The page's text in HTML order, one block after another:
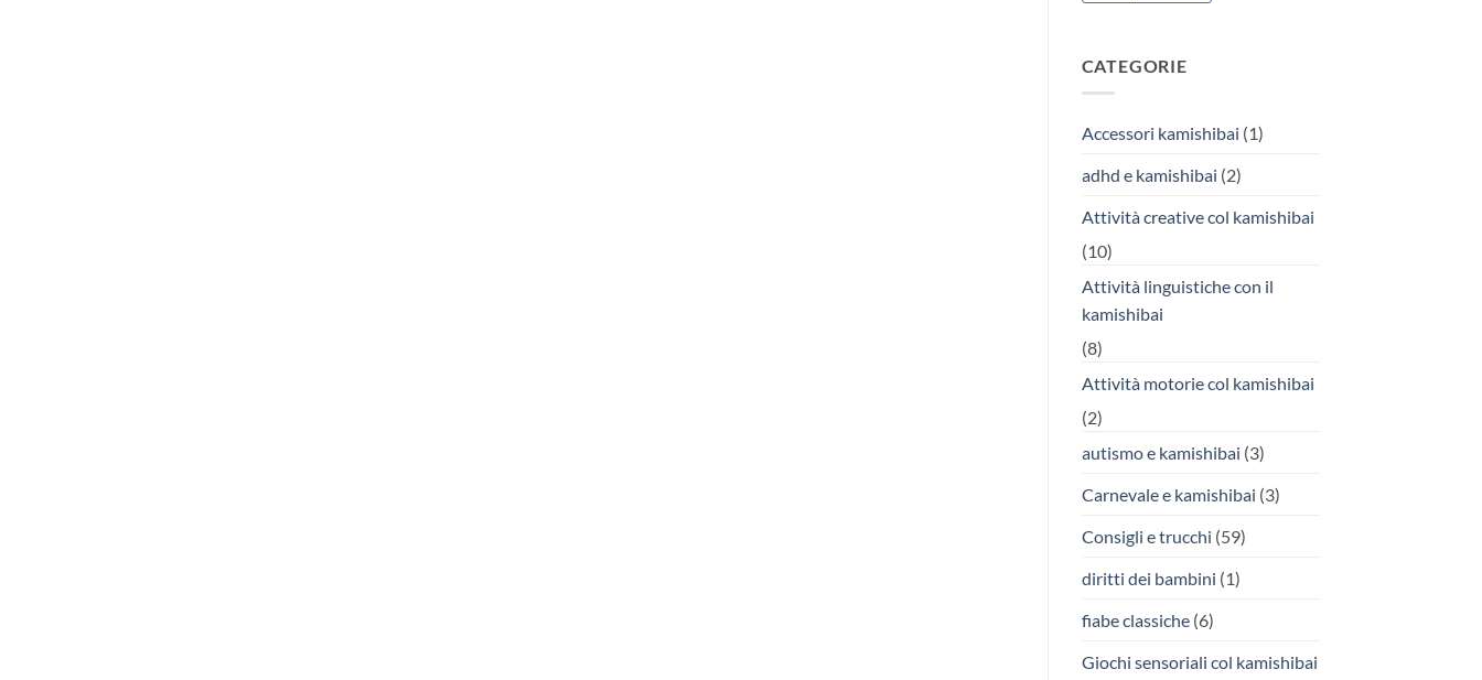
CATEGORIE
Accessori kamishibai (1)
adhd e kamishibai (2)
Attività creative col kamishibai
(10)
Attività linguistiche con il
kamishibai
(8)
Attività motorie col kamishibai
(2)
autismo e kamishibai (3)
Carnevale e kamishibai (3)
Consigli e trucchi (59)
diritti dei bambini (1)
fiabe classiche(6)
Giochi sensoriali col kamishibai